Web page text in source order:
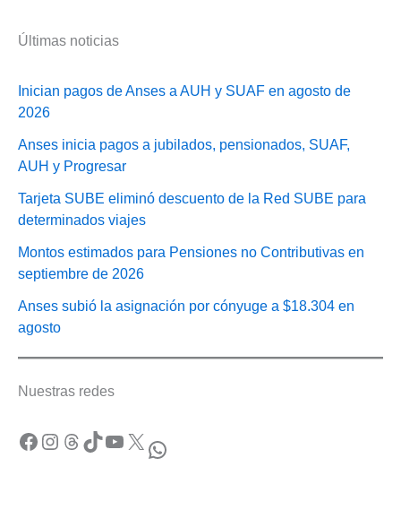
Últimas noticias
Inician pagos de Anses a AUH y SUAF en agosto de
2026
Anses inicia pagos a jubilados, pensionados, SUAF,
AUH y Progresar
Tarjeta SUBE eliminó descuento de la Red SUBE para
determinados viajes
Montos estimados para Pensiones no Contributivas en
septiembre de 2026
Anses subió la asignación por cónyuge a $18.304 en
agosto
Nuestras redes
Facebook Instagram Threads TikTok YouTube X WhatsApp